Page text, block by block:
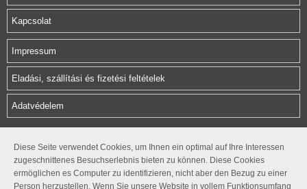
Diese Seite verwendet Cookies, um Ihnen ein optimal auf Ihre Interessen
zugeschnittenes Besuchserlebnis bieten zu können. Diese Cookies
ermöglichen es Computer zu identifizieren, nicht aber den Bezug zu einer
Person herzustellen. Wenn Sie unsere Website in vollem Funktionsumfang
Kapcsolat
Impressum
Eladási, szállítási és fizetési feltételek
Adatvédelem
Rétifarkas u. 10.
1172 Budapest